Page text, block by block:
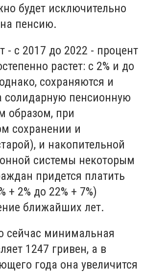
будет исключительно
пенсию.
- с 2017 до 2022 - процент
растет: с 2% и до
сохраняются и
солидарную пенсионную
образом, при
сохранении и
и накопительной
системы некоторым
придется платить
+ 2% до 22% + 7%)
ближайших лет.
сейчас минимальная
1247 гривен, а в
года она увеличится